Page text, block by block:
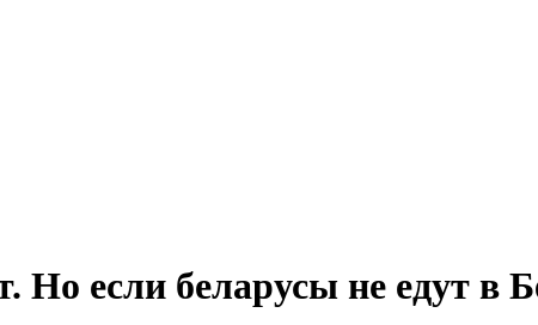
если беларусы не едут в